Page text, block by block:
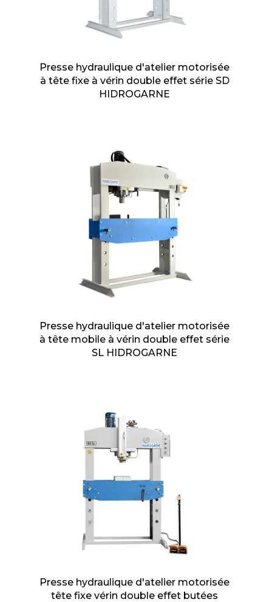
Presse hydraulique d'atelier motorisée
à tête fixe à vérin double effet série SD
HIDROGARNE
Presse hydraulique d'atelier motorisée
à tête mobile à vérin double effet série
SL HIDROGARNE
Presse hydraulique d'atelier motorisée
tête fixe vérin double effet butées